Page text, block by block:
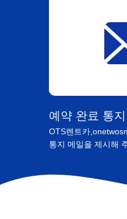
예약 완료 통
OTS렌트카
통지 메일을 제시해